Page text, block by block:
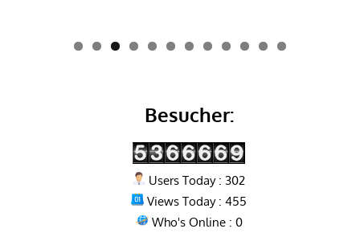
0 1 2
Besucher:
Users Today : 302
Views Today : 455
Who's Online : 0